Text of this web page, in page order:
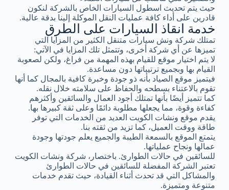
حيث يتم تحديث اسطول السيارات الخاص بالشركة لنكون
قادرين على أداء كافة عمليات النقل الموكلة إلينا بدقة عالية.
خدمة انقاذ السيارات على الطرق
تمتلك شركة ونش سيارات متنقل الكثير من المزايا التي
تميزها عن أي شركة أخرى، وتتمثل تلك المزايا في الآتي:
لا يتم اختيار موقع للقيام بهذه المهمة من فراغ، ولكن لصعوبة
القيام بها وبجميع ترتيباتها دون مساعدة.
فيتميز موقع الصياد بأنه ذو جودة وخبرة كافية بالمجال كما أنها
تقوم بالاعتناء بسطحه والحفاظ على سلامته خلال نقله.
كما تتميز أيضًا بأنها تمتلك أجود العمال والسائقين وأكثرهم
كفاءة وقوة، مما يجعلها مطلوبة دائمًا وعلى ثقة كبيرها بها.
يقدم موقع ونشات الكويت العديد من الخدمات التي توفر
طاقة ووقت العميل، كما تزيد من ثقته بنا.
يتمتع الموقع بالسمعة الطيبة والجميع يعلم جودتها وجودة
عمالها ونجاح عملياتها.
للسائقين في حالات الطوارئ. باختصار، شركة ونشات الكويت
تعتبر الشركة المفضلة للسائقين في حالات الطوارئ
والمشاكل التي قد تحدث أثناء القيادة، حيث تقدم خدمات
متنوعة ومتميزة.